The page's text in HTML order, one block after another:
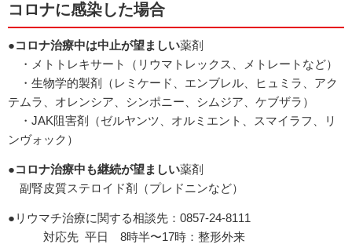
コロナに感染した場合
●コロナ治療中は中止が望ましい薬剤
・メトトレキサート（リウマトレックス、メトレートなど）
・生物学的製剤（レミケード、エンブレル、ヒュミラ、アク
テムラ、オレンシア、シンポニー、シムジア、ケブザラ）
・JAK阻害剤（ゼルヤンツ、オルミエント、スマイラフ、リ
ンヴォック）
●コロナ治療中も継続が望ましい薬剤
副腎皮質ステロイド剤（プレドニンなど）
●リウマチ治療に関する相談先： 0857-24-8111
対応先 平日 8時半〜17時：整形外来